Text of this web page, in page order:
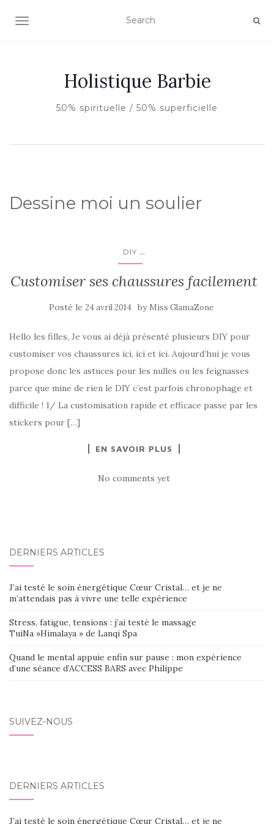
AFFICHER/MASQUER LA NAVIGATION
Holistique Barbie
50% spirituelle / 50% superficielle
Dessine moi un soulier
DIY ...
Customiser ses chaussures facilement
Posté le 24 avril 2014 by Miss GlamaZone
Hello les filles, Je vous ai déjà présenté plusieurs DIY pour
customiser vos chaussures ici, ici et ici. Aujourd’hui je vous
propose donc les astuces pour les nulles ou les feignasses
parce que mine de rien le DIY c’est parfois chronophage et
difficile ! 1/ La customisation rapide et efficace passe par les
stickers pour […]
EN SAVOIR PLUS
No comments yet
DERNIERS ARTICLES
J’ai testé le soin énergétique Cœur Cristal… et je ne
m’attendais pas à vivre une telle expérience
Stress, fatigue, tensions : j’ai testé le massage
TuiNa »Himalaya » de Lanqi Spa
Quand le mental appuie enfin sur pause : mon expérience
d’une séance d’ACCESS BARS avec Philippe
SUIVEZ-NOUS
DERNIERS ARTICLES
J’ai testé le soin énergétique Cœur Cristal… et je ne